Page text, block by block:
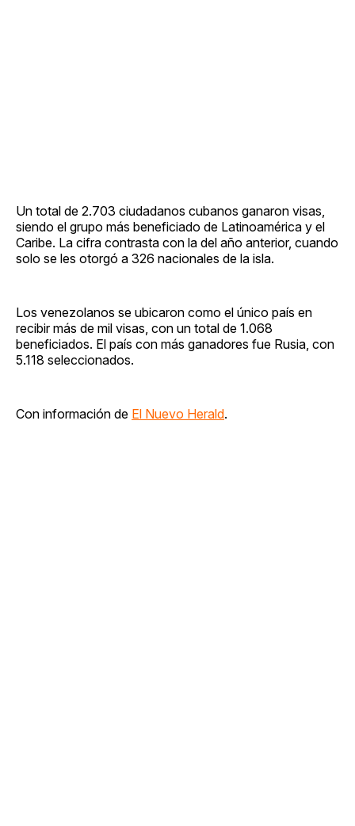
Un total de 2.703 ciudadanos cubanos ganaron visas,
siendo el grupo más beneficiado de Latinoamérica y el
Caribe. La cifra contrasta con la del año anterior, cuando
solo se les otorgó a 326 nacionales de la isla.
Los venezolanos se ubicaron como el único país en
recibir más de mil visas, con un total de 1.068
beneficiados. El país con más ganadores fue Rusia, con
5.118 seleccionados.
Con información de El Nuevo Herald.